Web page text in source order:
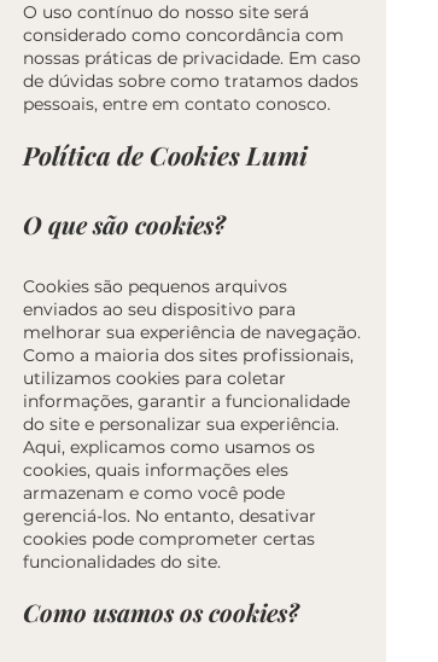
O uso contínuo do nosso site será
considerado como concordância com
nossas práticas de privacidade. Em caso
de dúvidas sobre como tratamos dados
pessoais, entre em contato conosco.
Política de Cookies Lumi
O que são cookies?
Cookies são pequenos arquivos
enviados ao seu dispositivo para
melhorar sua experiência de navegação.
Como a maioria dos sites profissionais,
utilizamos cookies para coletar
informações, garantir a funcionalidade
do site e personalizar sua experiência.
Aqui, explicamos como usamos os
cookies, quais informações eles
armazenam e como você pode
gerenciá-los. No entanto, desativar
cookies pode comprometer certas
funcionalidades do site.
Como usamos os cookies?